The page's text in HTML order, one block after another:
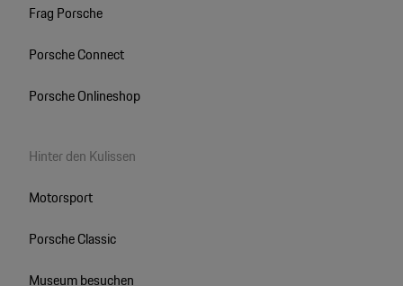
Frag Porsche
Porsche Connect
Porsche Onlineshop
Hinter den Kulissen
Motorsport
Porsche Classic
Museum besuchen